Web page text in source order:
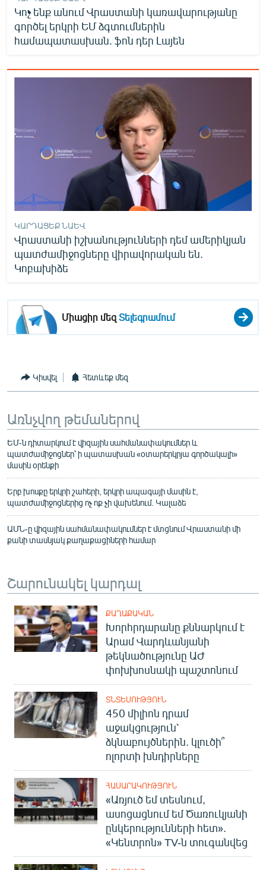
Կոչ ենք անում Վրաստանի կառավարությանը
գործել երկրի ԵՄ ձգտումներին
համապատասխան. ֆոն դեր Լայեն
ԿԱՐԴԱՑԵՔ ՆԱԵՎ
Վրաստանի իշխանությունների դեմ ամերիկյան
պատժամիջոցները վիրավորական են.
Կոբախիձե
Միացիր մեզՏելեգրամում
Կիսվել Հետևեք մեզ
Առնչվող թեմաներով
ԵՄ-ն դիտարկում է վիզային սահմանափակումներ և
պատժամիջոցներ՝ ի պատասխան «օտարերկրյա գործակալի»
մասին օրենքի
Երբ խոսքը երկրի շահերի, երկրի ապագայի մասին է,
պատժամիջոցներից ոչ ոք չի վախենում. Կալաձե
ԱՄՆ-ը վիզային սահմանափակումներ է մտցնում Վրաստանի մի
քանի տասնյակ քաղաքացիների համար
Շարունակել կարդալ
ՔԱՂԱՔԱԿԱՆ
Խորհրդարանը քննարկում է
Արամ Վարդևանյանի
թեկնածությունը ԱԺ
փոխխոսնակի պաշտոնում
ՏՆՏԵՍՈՒԹՅՈՒՆ
450 միլիոն դրամ
աջակցություն՝
ձկնաբույծներին. կլուծի՞
ոլորտի խնդիրները
ՀԱՍԱՐԱԿՈՒԹՅՈՒՆ
«Առյուծ եմ տեսնում,
ասոցացնում եմ Ծառուկյանի
ընկերությունների հետ».
«Կենտրոն» TV-ն տուգանվեց